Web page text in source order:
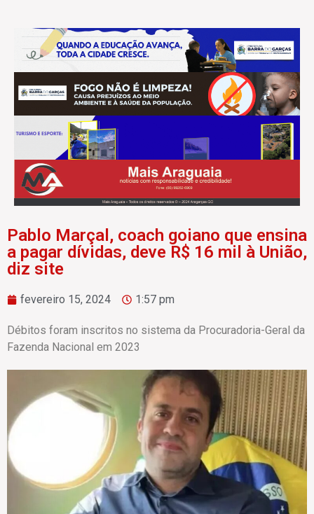
Pablo Marçal, coach goiano que ensina
a pagar dívidas, deve R$ 16 mil à União,
diz site
fevereiro 15, 2024 1:57 pm
Débitos foram inscritos no sistema da Procuradoria-Geral da
Fazenda Nacional em 2023